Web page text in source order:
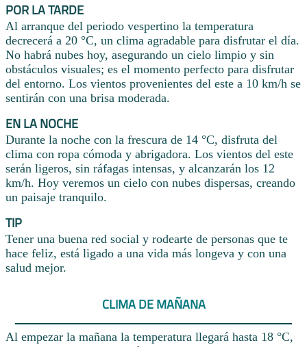
POR LA TARDE
Al arranque del periodo vespertino la temperatura
decrecerá a 20 °C, un clima agradable para disfrutar el día.
No habrá nubes hoy, asegurando un cielo limpio y sin
obstáculos visuales; es el momento perfecto para disfrutar
del entorno. Los vientos provenientes del este a 10 km/h se
sentirán con una brisa moderada.
EN LA NOCHE
Durante la noche con la frescura de 14 °C, disfruta del
clima con ropa cómoda y abrigadora. Los vientos del este
serán ligeros, sin ráfagas intensas, y alcanzarán los 12
km/h. Hoy veremos un cielo con nubes dispersas, creando
un paisaje tranquilo.
TIP
Tener una buena red social y rodearte de personas que te
hace feliz, está ligado a una vida más longeva y con una
salud mejor.
CLIMA DE MAÑANA
Al empezar la mañana la temperatura llegará hasta 18 °C,